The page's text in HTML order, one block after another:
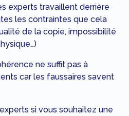
experts travaillent derrière
les contraintes que cela
de la copie, impossibilité
ne suffit pas à
car les faussaires savent
si vous souhaitez une